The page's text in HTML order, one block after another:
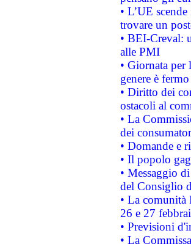
• L’UE
trovare un
• BEI-Creval:
alle PMI
• Giornata
genere è
• Diritto dei
ostacoli al
• La
dei
• Domande e
• Il popolo
• Messaggio
del Consiglio
• La comunità
26 e 27
• Previsioni
• La